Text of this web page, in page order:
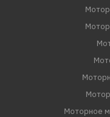
Моторное